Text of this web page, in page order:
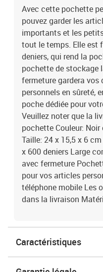
Avec cette pochette
pouvez garder les
importants et les
tout le temps. Elle est
deniers, qui rend la
pochette de stockage
fermeture gardera
personnels en sûreté,
poche dédiée pour
Veuillez noter que la
pochette Couleur:
Taille: 24 x 15,5 x 6
x 600 deniers Large
avec fermeture
pour vos articles
téléphone mobile Les
dans la livraison
Caractéristiques